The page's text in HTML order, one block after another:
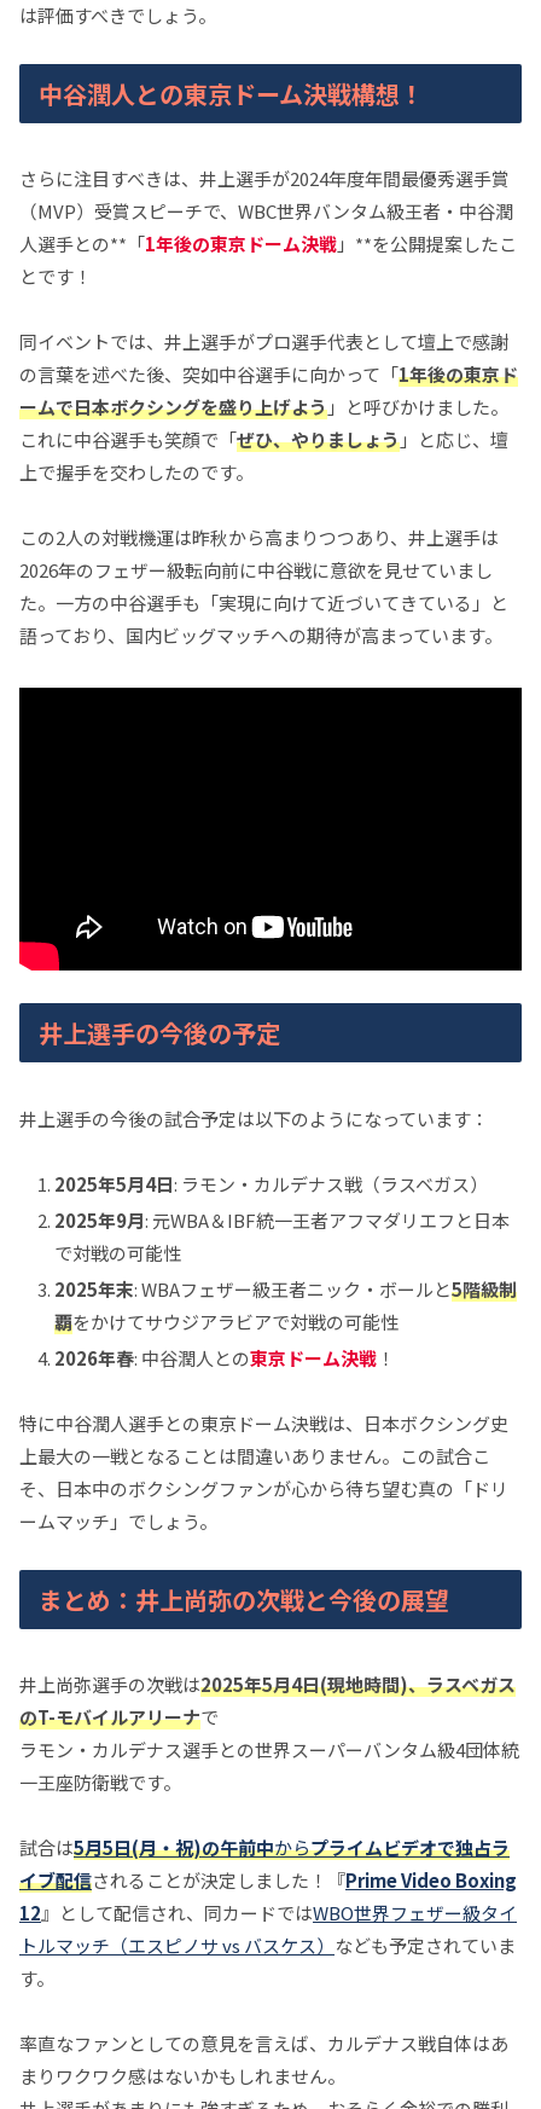
は評価すべきでしょう。
中谷潤人との東京ドーム決戦構想！
さらに注目すべきは、井上選手が2024年度年間最優秀選手賞
（MVP）受賞スピーチで、WBC世界バンタム級王者・中谷潤
人選手との**「1年後の東京ドーム決戦」**を公開提案したこ
とです！
同イベントでは、井上選手がプロ選手代表として壇上で感謝
の言葉を述べた後、突如中谷選手に向かって「1年後の東京ド
ームで日本ボクシングを盛り上げよう」と呼びかけました。
これに中谷選手も笑顔で「ぜひ、やりましょう」と応じ、壇
上で握手を交わしたのです。
この2人の対戦機運は昨秋から高まりつつあり、井上選手は
2026年のフェザー級転向前に中谷戦に意欲を見せていまし
た。一方の中谷選手も「実現に向けて近づいてきている」と
語っており、国内ビッグマッチへの期待が高まっています。
井上選手の今後の予定
井上選手の今後の試合予定は以下のようになっています：
2025年5月4日: ラモン・カルデナス戦（ラスベガス）
2025年9月: 元WBA＆IBF統一王者アフマダリエフと日本
で対戦の可能性
2025年末: WBAフェザー級王者ニック・ボールと5階級制
覇をかけてサウジアラビアで対戦の可能性
2026年春: 中谷潤人との東京ドーム決戦 ！
特に中谷潤人選手との東京ドーム決戦は、日本ボクシング史
上最大の一戦となることは間違いありません。この試合こ
そ、日本中のボクシングファンが心から待ち望む真の「ドリ
ームマッチ」でしょう。
まとめ：井上尚弥の次戦と今後の展望
井上尚弥選手の次戦は2025年5月4日(現地時間)、ラスベガス
のT-モバイルアリーナで
ラモン・カルデナス選手との世界スーパーバンタム級4団体統
一王座防衛戦です。
試合は5月5日(月・祝)の午前中からプライムビデオで独占ラ
イブ配信されることが決定しました！『Prime Video Boxing
12』として配信され、同カードではWBO世界フェザー級タイ
トルマッチ（エスピノサ vs バスケス） なども予定されていま
す。
率直なファンとしての意見を言えば、カルデナス戦自体はあ
まりワクワク感はないかもしれません。